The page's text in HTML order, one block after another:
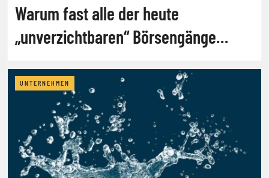
Warum fast alle der heute
„unverzichtbaren“ Börsengänge
UNTERNEHMEN